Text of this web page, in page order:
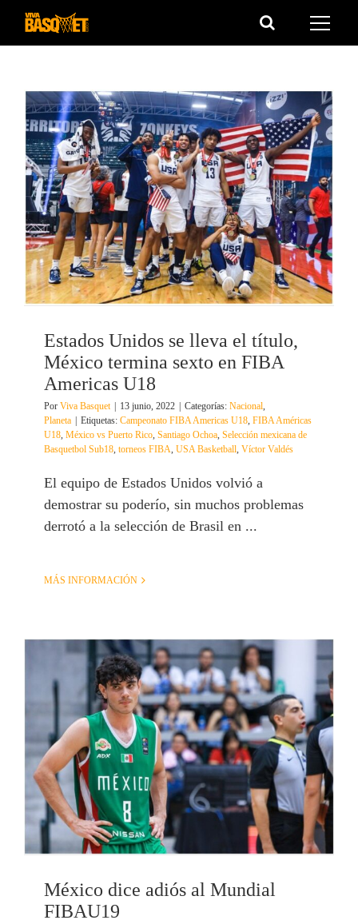
Saltar
Estados Unidos se lleva el título,
México termina sexto en FIBA
Americas U18
Por Viva Basquet | 13 junio, 2022 | Categorías: Nacional
Planeta | Etiquetas: Campeonato FIBA Americas U18 FIBA Américas
U18 México vs Puerto Rico Santiago Ochoa Selección mexicana de
Basquetbol Sub18 torneos FIBA USA Basketball Víctor Valdés
El equipo de Estados Unidos volvió a
demostrar su poderío, sin muchos problemas
derrotó a la selección de Brasil en ...
MÁS INFORMACIÓN
México dice adiós al Mundial
FIBAU19